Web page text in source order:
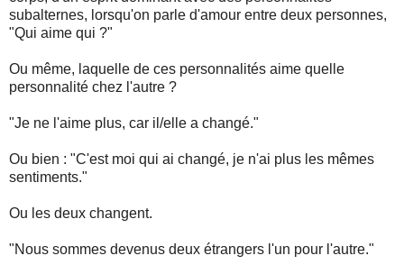
subalternes, lorsqu'on parle d'amour entre deux personnes,
"Qui aime qui ?"
Ou même, laquelle de ces personnalités aime quelle
personnalité chez l'autre ?
"Je ne l'aime plus, car il/elle a changé."
Ou bien : "C'est moi qui ai changé, je n'ai plus les mêmes
sentiments."
Ou les deux changent.
"Nous sommes devenus deux étrangers l'un pour l'autre."